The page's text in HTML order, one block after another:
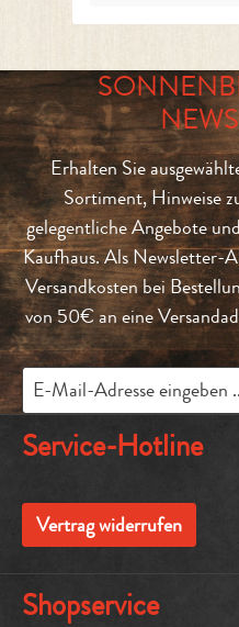
Erhalten Sie
Sortiment, Hinweise
gelegentliche Angebote
Kaufhaus. Als Newsletter-
Versandkosten bei
von 50€ an eine
Service-Hotline
Vertrag widerrufen
Shopservice